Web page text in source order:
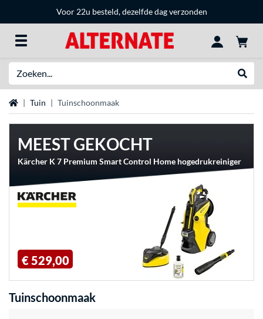
Voor 22u besteld, dezelfde dag verzonden
HomeTuin Tuinschoonmaak
MEEST GEKOCHT
Kärcher K 7 Premium Smart Control Home hogedrukreiniger
€ 529,00
Tuinschoonmaak